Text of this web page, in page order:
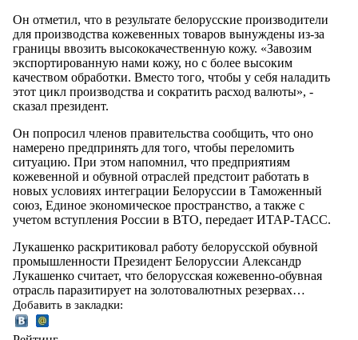
Он отметил, что в результате белорусские производители
для производства кожевенных товаров вынуждены из-за
границы ввозить высококачественную кожу. «Завозим
экспортированную нами кожу, но с более высоким
качеством обработки. Вместо того, чтобы у себя наладить
этот цикл производства и сократить расход валюты», -
сказал президент.
Он попросил членов правительства сообщить, что оно
намерено предпринять для того, чтобы переломить
ситуацию. При этом напомнил, что предприятиям
кожевенной и обувной отраслей предстоит работать в
новых условиях интеграции Белоруссии в Таможенный
союз, Единое экономическое пространство, а также с
учетом вступления России в ВТО, передает ИТАР-ТАСС.
Лукашенко раскритиковал работу белорусской обувной
промышленности Президент Белоруссии Александр
Лукашенко считает, что белорусская кожевенно-обувная
отрасль паразитирует на золотовалютных резервах…
Добавить в закладки: